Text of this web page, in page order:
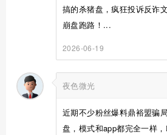
搞的杀猪盘，疯狂投诉反诈
崩盘跑路！...
2026-06-19
夜色微光
近期不少粉丝爆料鼎裕盟骗
盘，模式和app都完全一样